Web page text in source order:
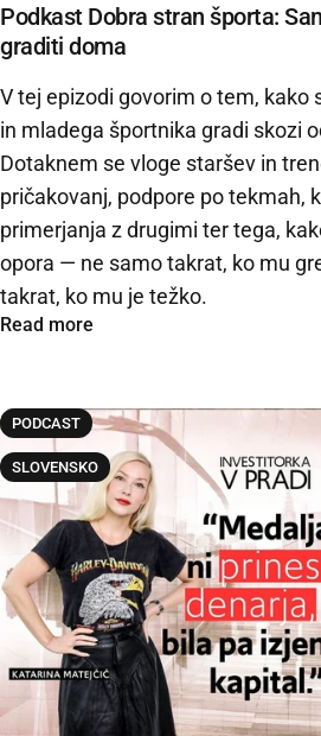
Podkast Dobra stran športa:
graditi doma
V tej epizodi govorim o tem, kako
in mladega športnika gradi skozi
Dotaknem se vloge staršev in
pričakovanj, podpore po tekmah,
primerjanja z drugimi ter tega,
opora — ne samo takrat, ko mu
takrat, ko mu je težko.
Read more
PODCAST
SLOVENSKO